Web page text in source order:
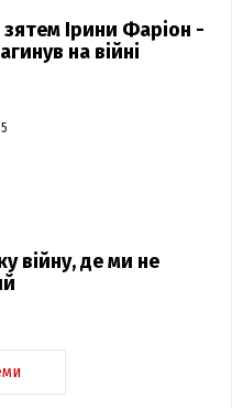
Ірини Фаріон -
на війні
війну, де ми не